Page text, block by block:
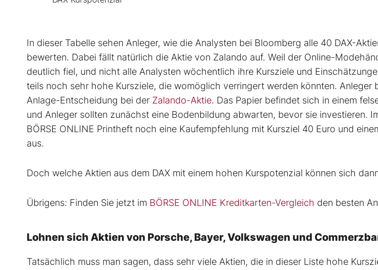
In dieser Tabelle sehen Anleger, wie die Analysten bei Bloomberg alle 40 DAX-
bewerten. Dabei fällt natürlich die Aktie von Zalando auf. Weil der Online-
deutlich fiel, und nicht alle Analysten wöchentlich ihre Kursziele und
teils noch sehr hohe Kursziele, die womöglich verringert werden könnten. Anleger
Anlage-Entscheidung bei der Zalando-Aktie. Das Papier befindet sich in einem
und Anleger sollten zunächst eine Bodenbildung abwarten, bevor sie investieren.
BÖRSE ONLINE Printheft noch eine Kaufempfehlung mit Kursziel 40 Euro und
aus.
Doch welche Aktien aus dem DAX mit einem hohen Kurspotenzial können sich
Übrigens: Finden Sie jetzt im BÖRSE ONLINE Kreditkarten-Vergleich den besten
Lohnen sich Aktien von Porsche, Bayer, Volkswagen und
Tatsächlich muss man sagen, dass sehr viele Aktien, die in dieser Liste hohe